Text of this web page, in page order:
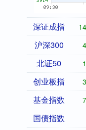
深证成指
沪深300
北证50
创业板指
基金指数
国债指数